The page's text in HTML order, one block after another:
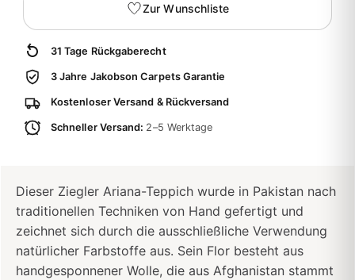
Zur Wunschliste
31 Tage Rückgaberecht
3 Jahre Jakobson Carpets Garantie
Kostenloser Versand & Rückversand
Schneller Versand: 2–5 Werktage
Dieser Ziegler Ariana-Teppich wurde in Pakistan nach
traditionellen Techniken von Hand gefertigt und
zeichnet sich durch die ausschließliche Verwendung
natürlicher Farbstoffe aus. Sein Flor besteht aus
handgesponnener Wolle, die aus Afghanistan stammt